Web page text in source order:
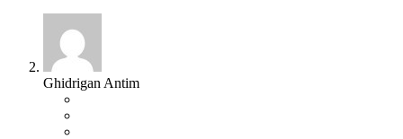
Ghidrigan Antim